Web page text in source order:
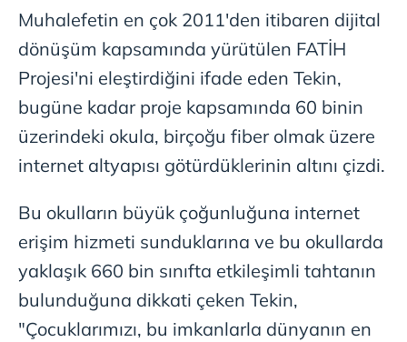
Muhalefetin en çok 2011'den itibaren dijital
dönüşüm kapsamında yürütülen FATİH
Projesi'ni eleştirdiğini ifade eden Tekin,
bugüne kadar proje kapsamında 60 binin
üzerindeki okula, birçoğu fiber olmak üzere
internet altyapısı götürdüklerinin altını çizdi.
Bu okulların büyük çoğunluğuna internet
erişim hizmeti sunduklarına ve bu okullarda
yaklaşık 660 bin sınıfta etkileşimli tahtanın
bulunduğuna dikkati çeken Tekin,
"Çocuklarımızı, bu imkanlarla dünyanın en